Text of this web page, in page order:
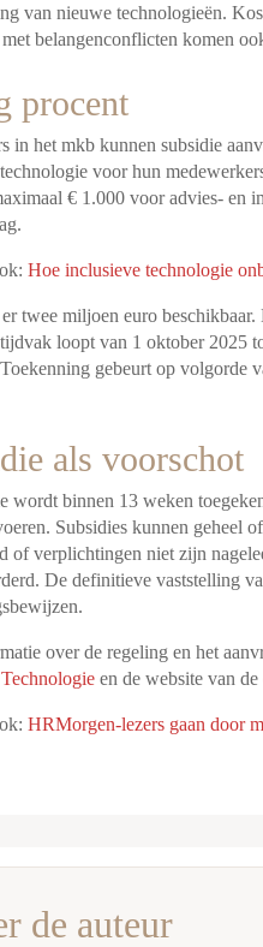
van nieuwe technologieën.
met belangenconflicten komen
procent
in het mkb kunnen subsidie
voor hun
€ 1.000 voor advies- en
Hoe inclusieve technologie
twee miljoen euro
loopt van 1 oktober 2025
gebeurt op volgorde
als voorschot
wordt binnen 13 weken
Subsidies kunnen geheel
of verplichtingen niet zijn
De definitieve vaststelling
over de regeling en het
en de website van de
HRMorgen-lezers gaan door
de auteur